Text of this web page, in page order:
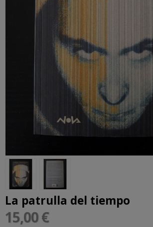
La patrulla del tiempo
15,00 €